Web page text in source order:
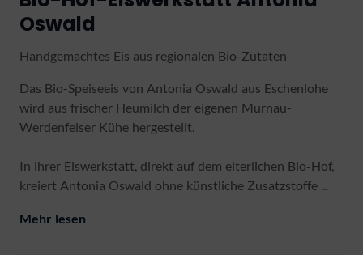
Oswald
Handgemachtes Eis aus regionalen Bio-Zutaten
Das Bio-Speiseeis von Antonia Oswald aus Eschenlohe
wird aus frischer Heumilch der eigenen Murnau-
Werdenfelser Kühe hergestellt.
In ihrer Eiswerkstatt, direkt auf dem elterlichen Bio-Hof,
kreiert Antonia Oswald ohne künstliche Zusatzstoffe ...
Mehr lesen